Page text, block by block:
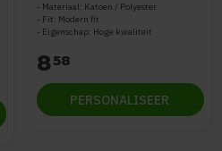
Materiaal: Katoen / Polyester
Fit: Modern fit
Eigenschap: Hoge kwaliteit
858
PERSONALISEER